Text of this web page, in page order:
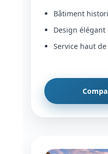
Bâtiment
Design
Service haut